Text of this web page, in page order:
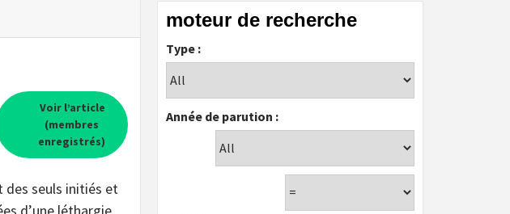
Voir l’article
(membres
enregistrés)
des seuls initiés et
moteur de recherche
Type :
Année de parution :